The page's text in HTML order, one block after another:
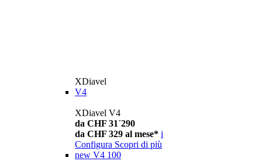
XDiavel
V4
XDiavel V4
da CHF 31´290
da CHF 329 al mese* i
Configura Scopri di più
new V4 100